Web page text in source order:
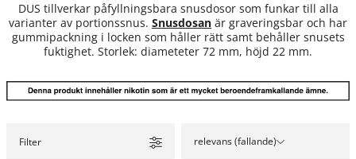
DUS tillverkar påfyllningsbara snusdosor som funkar till alla
varianter av portionssnus. Snusdosan är graveringsbar och har
gummipackning i locken som håller rätt samt behåller snusets
fuktighet. Storlek: diameteter 72 mm, höjd 22 mm.
Filter relevans (fallande)